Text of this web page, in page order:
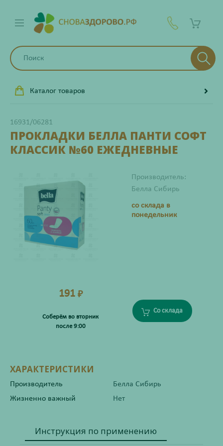
Каталог товаров
16931/06281
ПРОКЛАДКИ БЕЛЛА ПАНТИ СОФТ
КЛАССИК №60 ЕЖЕДНЕВНЫЕ
Производитель:
Белла Сибирь
со склада в
понедельник
191 ₽
Соберём во вторник
после 9:00
Со склада
ХАРАКТЕРИСТИКИ
Производитель
Белла Сибирь
Жизненно важный
Нет
Инструкция по применению